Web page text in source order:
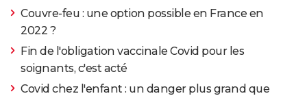
Couvre-feu : une option possible en France en
2022 ?
Fin de l'obligation vaccinale Covid pour les
soignants, c'est acté
Covid chez l'enfant : un danger plus grand que